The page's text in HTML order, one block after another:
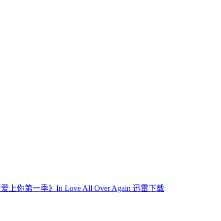
上你第一季》In Love All Over Again 迅雷下载